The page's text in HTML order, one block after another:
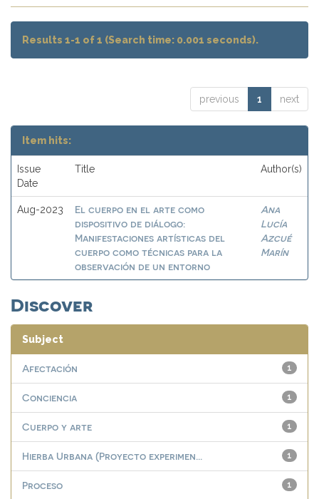
Results 1-1 of 1 (Search time: 0.001 seconds).
previous 1 next
Item hits:
Issue
Date
Title Author(s)
Aug-2023
El cuerpo en el arte como
dispositivo de diálogo:
Manifestaciones artísticas del
cuerpo como técnicas para la
observación de un entorno
Ana
Lucía
Azcué
Marín
Discover
Subject
1
Afectación
1
Conciencia
1
Cuerpo y arte
1
Hierba Urbana (Proyecto experimen...
1
Proceso